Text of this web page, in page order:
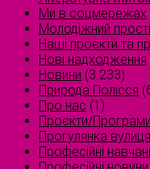
Ми в соцмережах
Молодіжний
Наші проєкти та
Нові надходження
Новини (3 233)
Природа Полісся
Про нас (1)
Проєкти/Програми
Прогулянка
Професійні